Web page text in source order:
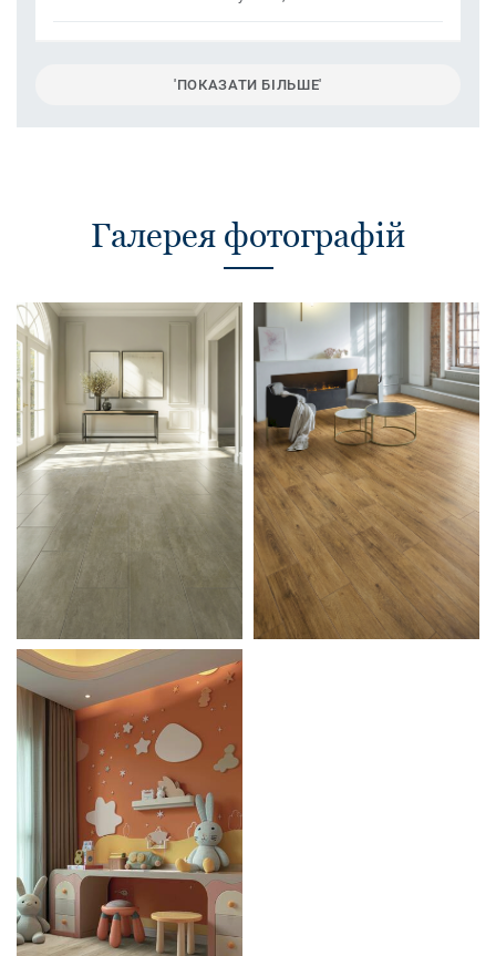
'ПОКАЗАТИ БІЛЬШЕ'
Галерея фотографій